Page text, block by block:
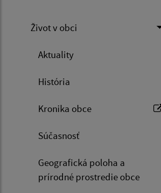
Život v obci
Aktuality
História
Kronika obce
Súčasnosť
Geografická poloha a
prírodné prostredie obce